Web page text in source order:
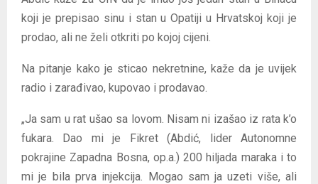
koji je prepisao sinu i stan u Opatiji u Hrvatskoj koji je
prodao, ali ne želi otkriti po kojoj cijeni.
Na pitanje kako je sticao nekretnine, kaže da je uvijek
radio i zarađivao, kupovao i prodavao.
„Ja sam u rat ušao sa lovom. Nisam ni izašao iz rata k’o
fukara. Dao mi je Fikret (Abdić, lider Autonomne
pokrajine Zapadna Bosna, op.a.) 200 hiljada maraka i to
mi je bila prva injekcija. Mogao sam ja uzeti više, ali